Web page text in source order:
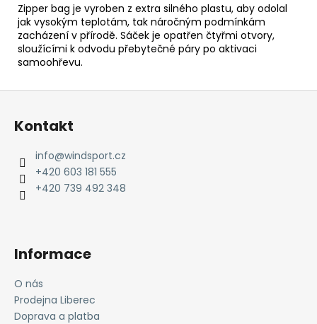
Zipper bag je vyroben z extra silného plastu, aby odolal
jak vysokým teplotám, tak náročným podmínkám
zacházení v přírodě. Sáček je opatřen čtyřmi otvory,
sloužícími k odvodu přebytečné páry po aktivaci
samoohřevu.
Z
Kontakt
info@windsport.cz
+420 603 181 555
+420 739 492 348
Informace
O nás
Prodejna Liberec
Doprava a platba